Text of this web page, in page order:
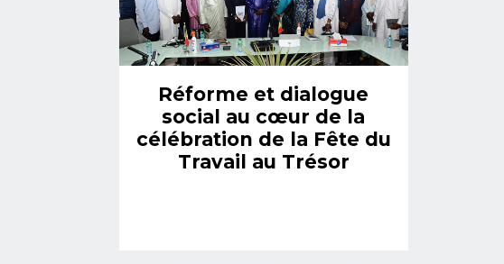
Réforme et dialogue
social au cœur de la
célébration de la Fête du
Travail au Trésor